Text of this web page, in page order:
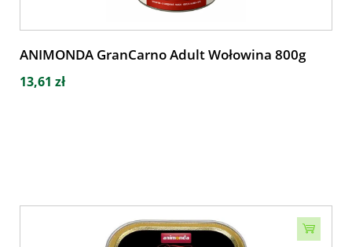
ANIMONDA GranCarno Adult Wołowina 800g
13,61 zł